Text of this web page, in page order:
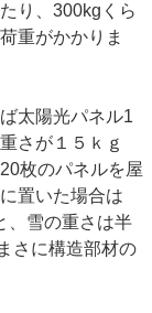
り、300kgくら
重がかかりま
太陽光パネル1
さが１５ｋｇ
枚のパネルを屋
置いた場合は
、雪の重さは半
さに構造部材の